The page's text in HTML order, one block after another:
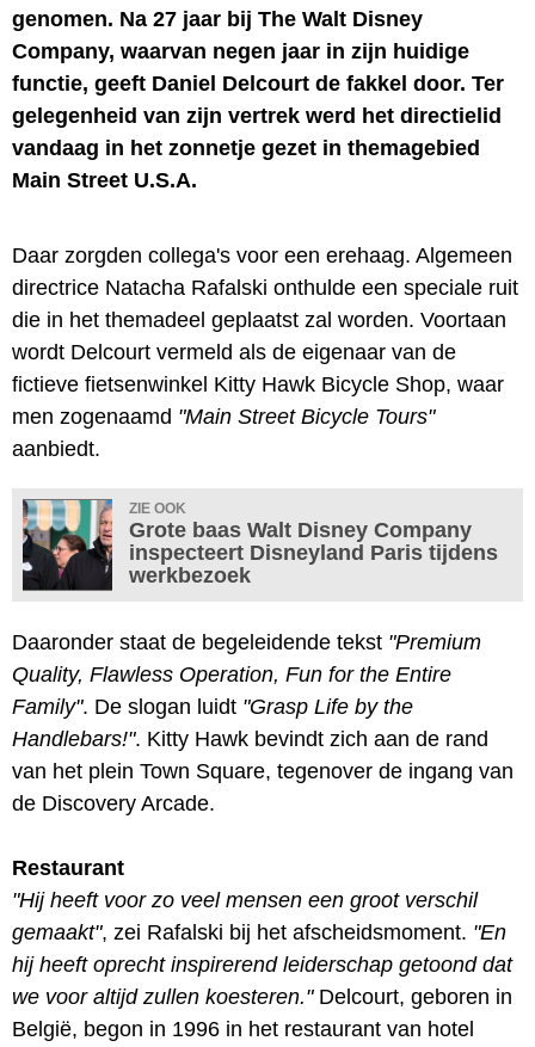
genomen. Na 27 jaar bij The Walt Disney
Company, waarvan negen jaar in zijn huidige
functie, geeft Daniel Delcourt de fakkel door. Ter
gelegenheid van zijn vertrek werd het directielid
vandaag in het zonnetje gezet in themagebied
Main Street U.S.A.
Daar zorgden collega's voor een erehaag. Algemeen
directrice Natacha Rafalski onthulde een speciale ruit
die in het themadeel geplaatst zal worden. Voortaan
wordt Delcourt vermeld als de eigenaar van de
fictieve fietsenwinkel Kitty Hawk Bicycle Shop, waar
men zogenaamd "Main Street Bicycle Tours"
aanbiedt.
ZIE OOK
Grote baas Walt Disney Company
inspecteert Disneyland Paris tijdens
werkbezoek
Daaronder staat de begeleidende tekst "Premium
Quality, Flawless Operation, Fun for the Entire
Family". De slogan luidt "Grasp Life by the
Handlebars!". Kitty Hawk bevindt zich aan de rand
van het plein Town Square, tegenover de ingang van
de Discovery Arcade.
Restaurant
"Hij heeft voor zo veel mensen een groot verschil
gemaakt", zei Rafalski bij het afscheidsmoment. "En
hij heeft oprecht inspirerend leiderschap getoond dat
we voor altijd zullen koesteren."Delcourt, geboren in
België, begon in 1996 in het restaurant van hotel